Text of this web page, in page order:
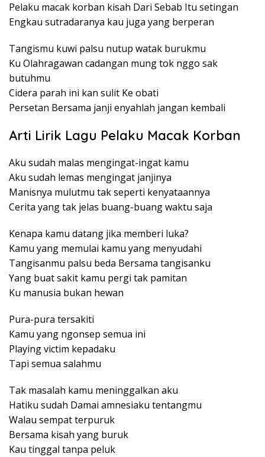
Pelaku macak korban kisah Dari Sebab Itu setingan
Engkau sutradaranya kau juga yang berperan
Tangismu kuwi palsu nutup watak burukmu
Ku Olahragawan cadangan mung tok nggo sak
butuhmu
Cidera parah ini kan sulit Ke obati
Persetan Bersama janji enyahlah jangan kembali
Arti Lirik Lagu Pelaku Macak Korban
Aku sudah malas mengingat-ingat kamu
Aku sudah lemas mengingat janjinya
Manisnya mulutmu tak seperti kenyataannya
Cerita yang tak jelas buang-buang waktu saja
Kenapa kamu datang jika memberi luka?
Kamu yang memulai kamu yang menyudahi
Tangisanmu palsu beda Bersama tangisanku
Yang buat sakit kamu pergi tak pamitan
Ku manusia bukan hewan
Pura-pura tersakiti
Kamu yang ngonsep semua ini
Playing victim kepadaku
Tapi semua salahmu
Tak masalah kamu meninggalkan aku
Hatiku sudah Damai amnesiaku tentangmu
Walau sempat terpuruk
Bersama kisah yang buruk
Kau tinggal tanpa peluk